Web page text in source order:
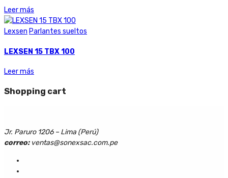
Leer más
Lexsen Parlantes sueltos
LEXSEN 15 TBX 100
Leer más
Shopping cart
Jr. Paruro 1206 – Lima (Perú)
correo:ventas@sonexsac.com.pe